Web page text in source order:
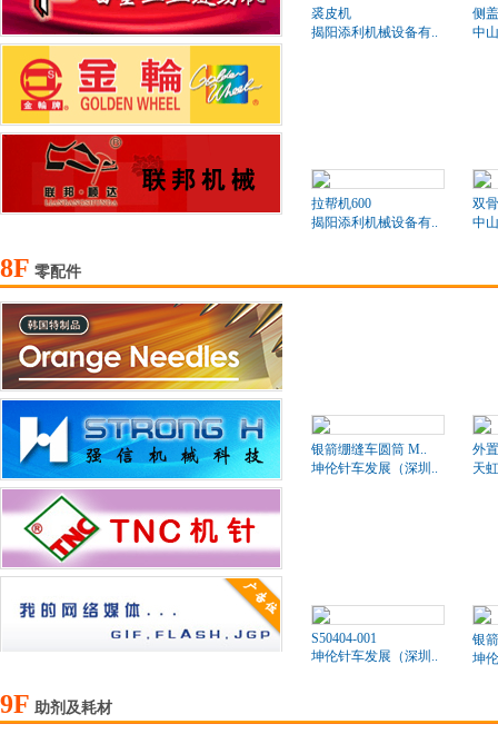
裘皮机
揭阳添利机械设备有..
侧
中
拉帮机600
揭阳添利机械设备有..
双
中
8F 零配件
银箭绷缝车圆筒 M..
坤伦针车发展（深圳..
外
天
S50404-001
坤伦针车发展（深圳..
银
坤
9F 助剂及耗材